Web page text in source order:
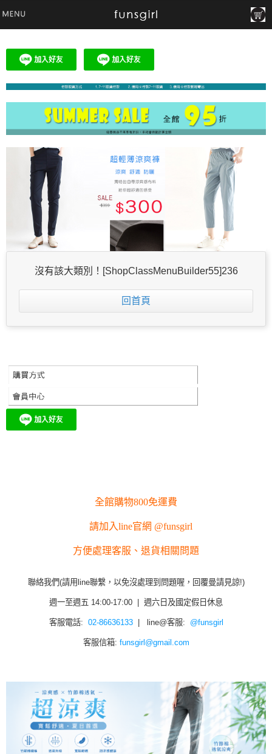
沒有該大類別！[ShopClassMenuBuilder55]236
回首頁
全館購物800免運費
請加入line官網 @funsgirl
方便處理客服、退貨相關問題
聯絡我們(請用line聯繫，以免沒處理到問題喔，回覆曼請見諒!)
週一至週五 14:00-17:00 | 週六日及國定假日休息
客服電話: 02-86636133| line@客服: @funsgirl
客服信箱: funsgirl@gmail.com